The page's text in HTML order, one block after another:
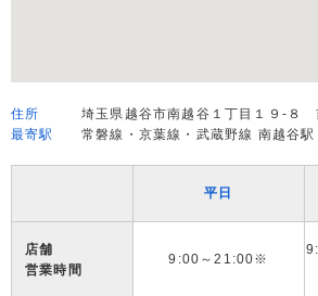
住所
埼玉県越谷市南越谷１丁目１９-８
最寄駅
常磐線・京葉線・武蔵野線 南越谷駅
平日
店舗
営業時間
9:00～21:00※